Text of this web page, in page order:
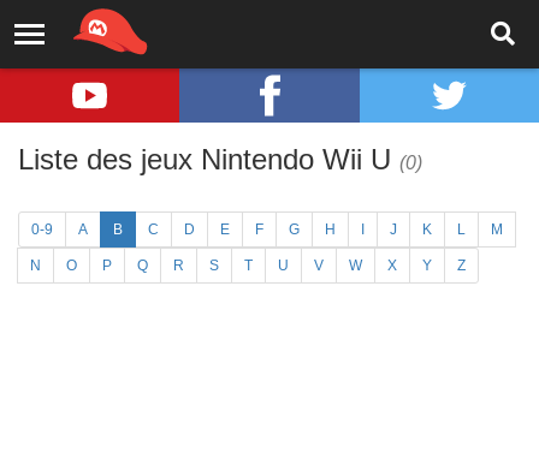
Liste des jeux Nintendo Wii U (0)
0-9 A B C D E F G H J K L M
N O P Q R S T U V W X Y Z